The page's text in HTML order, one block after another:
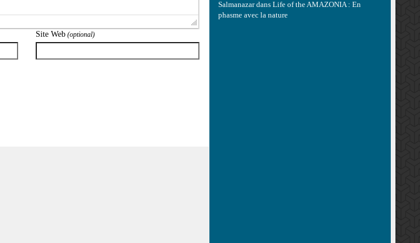
Site Web(optional)
Salmanazardans Life of the AMAZONIA : En
phasme avec la nature